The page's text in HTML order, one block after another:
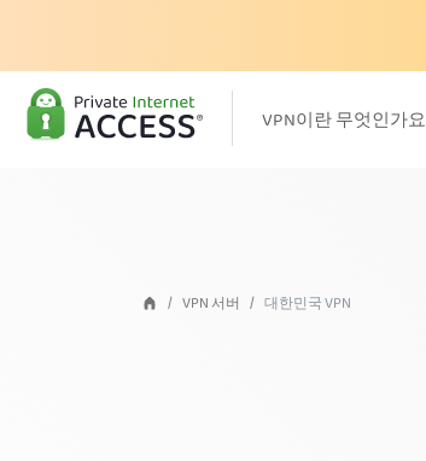
VPN이란 무엇인가요
VPN 서버 대한민국 VPN